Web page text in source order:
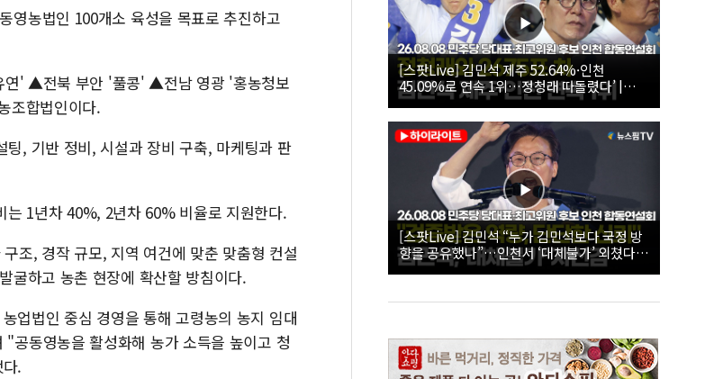
영농법인 100개소 육성을 목표로 추진하고
' ▲전북 부안 '풀콩' ▲전남 영광 '홍농청보
조합법인이다.
, 기반 정비, 시설과 장비 구축, 마케팅과 판
1년차 40%, 2년차 60% 비율로 지원한다.
조, 경작 규모, 지역 여건에 맞춘 맞춤형 컨설
굴하고 농촌 현장에 확산할 방침이다.
업법인 중심 경영을 통해 고령농의 농지 임대
공동영농을 활성화해 농가 소득을 높이고 청
.
[스팟Live] 김민석 제주 52.64%·인천
45.09%로 연속 1위…정청래 따돌렸다’ |
26.08.08 더불어민주당 당대표·최고위원 후
보 인천 합동연설회
[스팟Live] 김민석 “누가 김민석보다 국정 방
향을 공유했나”…인천서 ‘대체불가’ 외쳤다 |
26.08.08 더불어민주당 당대표·최고위원 후